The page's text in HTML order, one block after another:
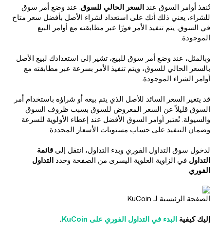
تُنفذ أوامر السوق عند السعر الحالي للسوق . عند وضع أمر سوق
للشراء، يعني ذلك أنك على استعداد لشراء الأصل بأفضل سعر متاح
في السوق. يتم تنفيذ الأمر فورًا عبر مطابقته مع أوامر البيع
الموجودة.
وبالمثل، عند وضع أمر سوق للبيع، تشير إلى استعدادك لبيع الأصل
بالسعر الحالي للسوق، ويتم تنفيذ الأمر بسرعة عبر مطابقته مع
أوامر الشراء الموجودة.
قد يتغير السعر السائد للأصل الذي يتم بيعه أو شراؤه باستخدام أمر
السوق قليلاً عن السعر المعروض للسوق بسبب ظروف السوق
والسيولة. تُعتبر أوامر السوق الأفضل عند إعطاء الأولوية للسرعة
وضمان التنفيذ على حساب مستويات الأسعار المحددة.
لدخول سوق التداول الفوري وبدء التداول، انتقل إلى قائمة
التداول في الزاوية العلوية اليسرى من الصفحة وحدد التداول
الفوري
الصفحة الرئيسية لـ KuCoin
إليك كيفية البدء في التداول الفوري على KuCoin .